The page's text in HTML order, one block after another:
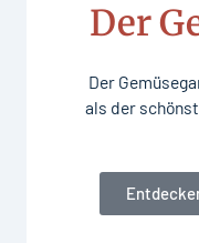
Der
Der
als der